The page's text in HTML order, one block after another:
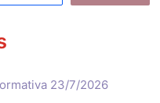
23/7/2026